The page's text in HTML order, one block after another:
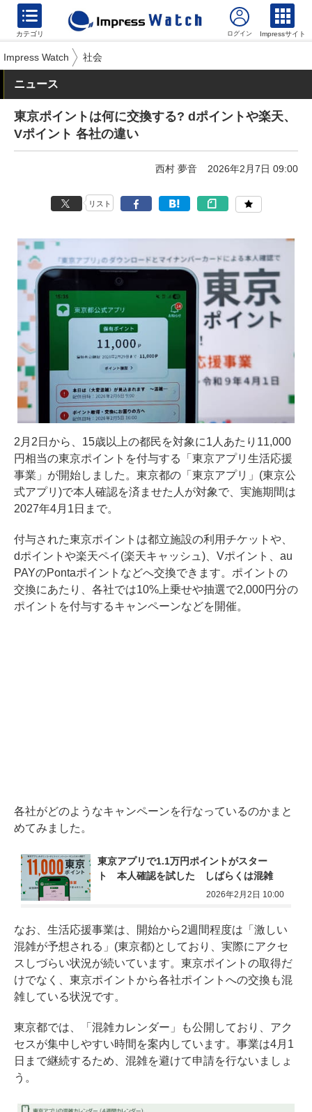
カテゴリ Impressサイト
Impress Watch 社会
ニュース
東京ポイントは何に交換する? dポイントや楽天、
Vポイント 各社の違い
西村 夢音 2026年2月7日 09:00
リスト
2月2日から、15歳以上の都民を対象に1人あたり11,000
円相当の東京ポイントを付与する「東京アプリ生活応援
事業」が開始しました。東京都の「東京アプリ」(東京公
式アプリ)で本人確認を済ませた人が対象で、実施期間は
2027年4月1日まで。
付与された東京ポイントは都立施設の利用チケットや、
dポイントや楽天ペイ(楽天キャッシュ)、Vポイント、au
PAYのPontaポイントなどへ交換できます。ポイントの
交換にあたり、各社では10%上乗せや抽選で2,000円分の
ポイントを付与するキャンペーンなどを開催。
各社がどのようなキャンペーンを行なっているのかまと
めてみました。
東京アプリで1.1万円ポイントがスター
ト　本人確認を試した　しばらくは混雑
2026年2月2日 10:00
なお、生活応援事業は、開始から2週間程度は「激しい
混雑が予想される」(東京都)としており、実際にアクセ
スしづらい状況が続いています。東京ポイントの取得だ
けでなく、東京ポイントから各社ポイントへの交換も混
雑している状況です。
東京都では、「 混雑カレンダー 」も公開しており、アク
セスが集中しやすい時間を案内しています。事業は4月1
日まで継続するため、混雑を避けて申請を行ないましょ
う。